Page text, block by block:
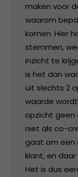
maken voor
waarom
komen. Hier
stemmen,
inzicht te
is het dan
uit slechts 2
waarde
opzicht geen
niet als co-
gaat om een
klant, en
Het is dus